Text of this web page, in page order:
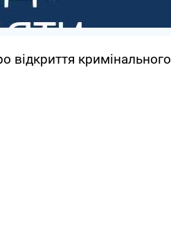
відкриття кримінального